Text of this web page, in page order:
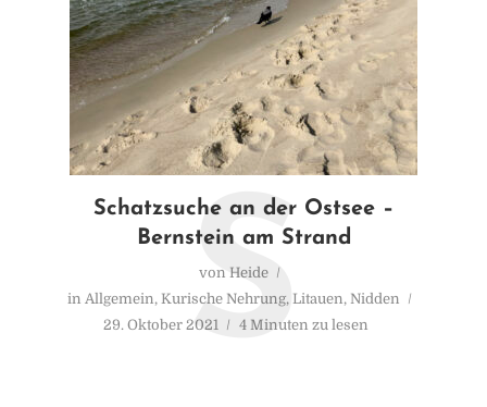
Schatzsuche an der Ostsee –
Bernstein am Strand
von Heide
in Allgemein, Kurische Nehrung, Litauen, Nidden
29. Oktober 2021
4 Minuten zu lesen
S